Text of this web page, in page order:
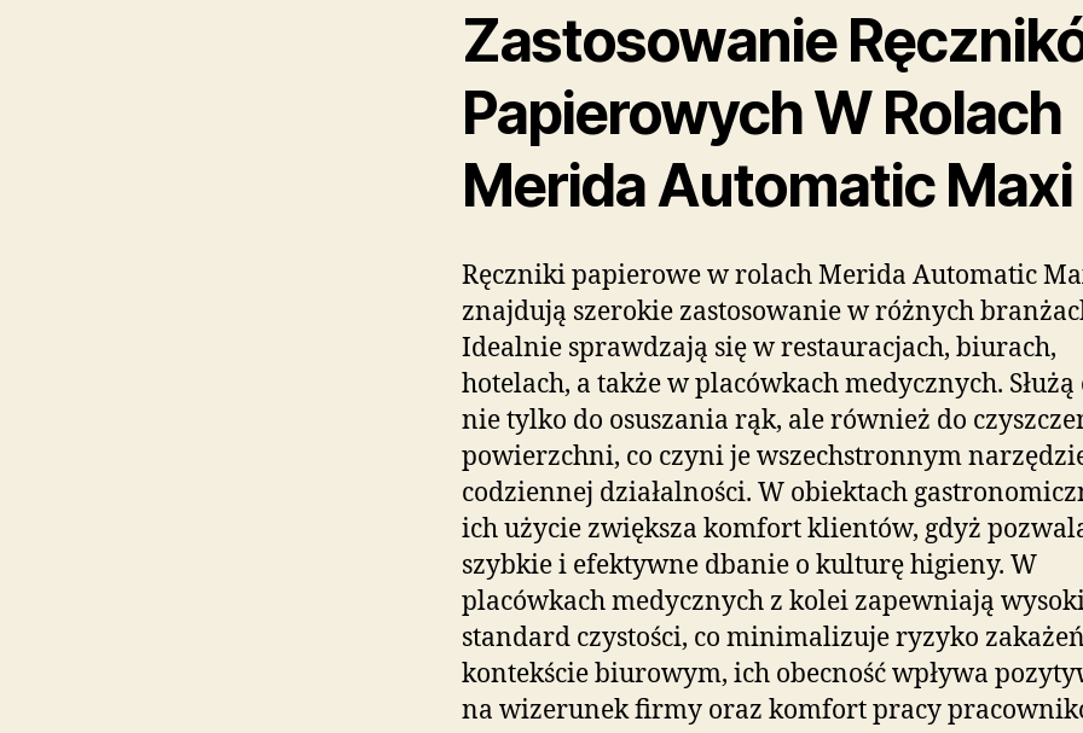
Zastosowanie
Papierowych W Rolach
Merida Automatic Maxi
Ręczniki papierowe w rolach Merida Automatic
znajdują szerokie zastosowanie w różnych
Idealnie sprawdzają się w restauracjach, biurach,
hotelach, a także w placówkach medycznych. Służą
nie tylko do osuszania rąk, ale również do
powierzchni, co czyni je wszechstronnym
codziennej działalności. W obiektach
ich użycie zwiększa komfort klientów, gdyż
szybkie i efektywne dbanie o kulturę higieny. W
placówkach medycznych z kolei zapewniają
standard czystości, co minimalizuje ryzyko
kontekście biurowym, ich obecność wpływa
na wizerunek firmy oraz komfort pracy